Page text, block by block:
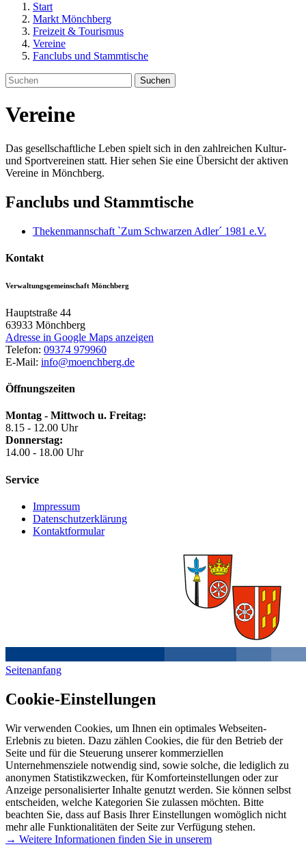
Start
Markt Mönchberg
Freizeit & Tourismus
Vereine
Fanclubs und Stammtische
Suchen
Vereine
Das gesellschaftliche Leben spielt sich in den zahlreichen Kultur-
und Sportvereinen statt. Hier sehen Sie eine Übersicht der aktiven
Vereine in Mönchberg.
Fanclubs und Stammtische
Thekenmannschaft `Zum Schwarzen Adler´ 1981 e.V.
Kontakt
Verwaltungsgemeinschaft Mönchberg
Hauptstraße 44
63933 Mönchberg
Adresse in Google Maps anzeigen
Telefon: 09374 979960
E-Mail: info@moenchberg.de
Öffnungszeiten
Montag - Mittwoch u. Freitag:
8.15 - 12.00 Uhr
Donnerstag:
14.00 - 18.00 Uhr
Service
Impressum
Datenschutzerklärung
Kontaktformular
Seitenanfang
Cookie-Einstellungen
Wir verwenden Cookies, um Ihnen ein optimales Webseiten-
Erlebnis zu bieten. Dazu zählen Cookies, die für den Betrieb der
Seite und für die Steuerung unserer kommerziellen
Unternehmensziele notwendig sind, sowie solche, die lediglich zu
anonymen Statistikzwecken, für Komforteinstellungen oder zur
Anzeige personalisierter Inhalte genutzt werden. Sie können selbst
entscheiden, welche Kategorien Sie zulassen möchten. Bitte
beachten Sie, dass auf Basis Ihrer Einstellungen womöglich nicht
mehr alle Funktionalitäten der Seite zur Verfügung stehen.
→ Weitere Informationen finden Sie in unserem